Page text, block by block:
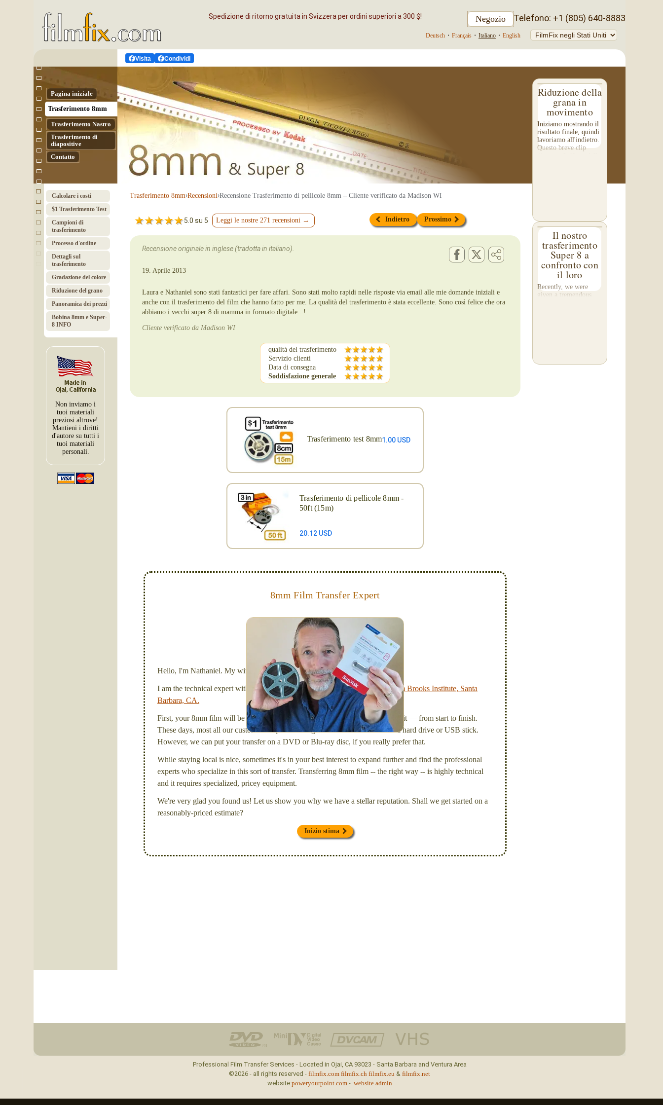
Spedizione di ritorno gratuita in Svizzera per ordini superiori a 300 $! Negozio Telefono: +1 (805) 640-8883
Deutsch • Français • Italiano • English
Visita Condividi
Pagina iniziale
Tras­fe­ri­men­to 8mm
Tras­fe­ri­men­to Nas­tro
Trasferimento di
diapositive
Contatto
Calcolare i costi
$1 Trasferimento Test
Campioni di
trasferimento
Processo d'ordine
Dettagli sul
trasferimento
Gradazione del colore
Riduzione del grano
Panoramica dei prezzi
Bobina 8mm e Super-
8 INFO
Non inviamo i
tuoi materiali
preziosi altrove!
Mantieni i diritti
d'autore su tutti i
tuoi materiali
personali.
Tras­fe­ri­men­to 8mm›Recensioni›Recensione Trasferimento di pellicole 8mm – Cliente verificato da Madison WI
5.0 su 5 Leggi le nostre 271 recensioni → Indietro Prossimo
Recensione originale in inglese (tradotta in italiano).
19. Aprile 2013
Laura e Nathaniel sono stati fantastici per fare affari. Sono stati molto rapidi nelle risposte via email alle mie domande iniziali e
anche con il trasferimento del film che hanno fatto per me. La qualità del trasferimento è stata eccellente. Sono così felice che ora
abbiamo i vecchi super 8 di mamma in formato digitale...!
Cliente verificato da Madison WI
qualità del trasferimento
Servizio clienti
Data di consegna
Soddisfazione generale
Trasferimento test 8mm1.00 USD
Trasferimento di pellicole 8mm -
50ft (15m)
20.12 USD
8mm Film Transfer Expert
Simplify - get your films in a "grab and go" format!
We transfer 8mm or Super 8 films onto a handy USB
stick (or hard drive.)
Hello, I'm Nathaniel. My wife Laura and I are FilmFix — a two person team.
I am the technical expert with adegree in motion picture and photography, from Brooks Institute, Santa
Barbara, CA.
First, your 8mm film will be inspected and carefully cleaned. Then, I'll convert it — from start to finish.
These days, most all our customers request that digital files be delivered onto a hard drive or USB stick.
However, we can put your transfer on a DVD or Blu-ray disc, if you really prefer that.
While staying local is nice, sometimes it's in your best interest to expand further and find the professional
experts who specialize in this sort of transfer. Transferring 8mm film -- the right way -- is highly technical
and it requires specialized, pricey equipment.
We're very glad you found us! Let us show you why we have a stellar reputation. Shall we get started on a
reasonably-priced estimate?
Inizio stima
Riduzione della
grana in
movimento
Iniziamo mostrando il
risultato finale, quindi
lavoriamo all'indietro.
Questo breve clip
Il nostro
trasferimento
Super 8 a
confronto con
il loro
Recently, we were
given a tremendous
Professional Film Transfer Services - Located in Ojai, CA 93023 - Santa Barbara and Ventura Area
©2026 - all rights reserved - filmfix.com filmfix.ch filmfix.eu & filmfix.net
website:poweryourpoint.com- website admin